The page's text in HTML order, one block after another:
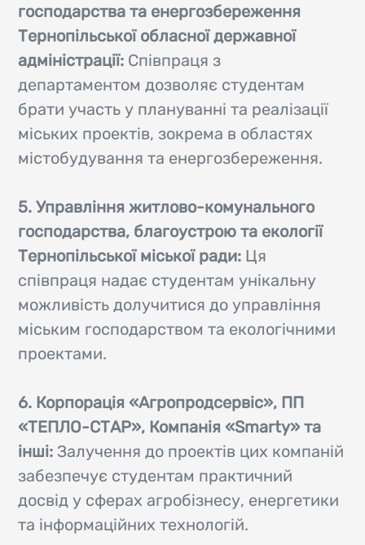
господарства та енергозбереження
Тернопільської обласної державної
адміністрації: Співпраця з
департаментом дозволяє студентам
брати участь у плануванні та реалізації
міських проектів, зокрема в областях
містобудування та енергозбереження.
5. Управління житлово-комунального
господарства, благоустрою та екології
Тернопільської міської ради: Ця
співпраця надає студентам унікальну
можливість долучитися до управління
міським господарством та екологічними
проектами.
6. Корпорація «Агропродсервіс», ПП
«ТЕПЛО-СТАР», Компанія «Smarty» та
інші: Залучення до проектів цих компаній
забезпечує студентам практичний
досвід у сферах агробізнесу, енергетики
та інформаційних технологій.